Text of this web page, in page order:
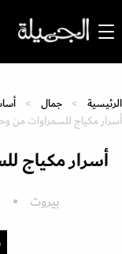
الرئيسية جمال
أسرار مكياج للسمراوات من
أسرار مكياج
بيروت